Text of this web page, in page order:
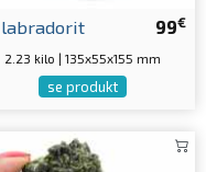
99€
labradorit
2.23 kilo | 135x55x155 mm
se produkt